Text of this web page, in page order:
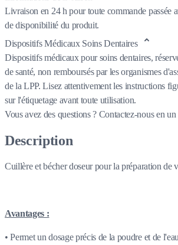
Livraison en 24 h pour toute commande passée
de disponibilité du produit.
Dispositifs Médicaux Soins Dentaires
Dispositifs médicaux pour soins dentaires,
de santé, non remboursés par les organismes
de la LPP. Lisez attentivement les instructions
sur l'étiquetage avant toute utilisation.
Vous avez des questions ? Contactez-nous en
Description
Cuillère et bécher doseur pour la préparation de
Avantages :
• Permet un dosage précis de la poudre et de